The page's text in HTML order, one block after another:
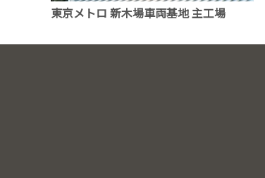
東京メトロ 新木場車両基地 主工場